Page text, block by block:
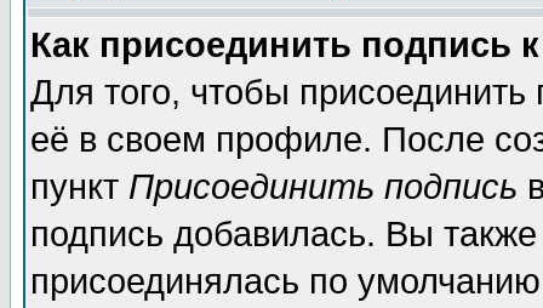
Как присоединить подпись
Для того, чтобы
её в своем профиле. После
пункт Присоединить подпись
подпись добавилась. Вы
присоединялась по